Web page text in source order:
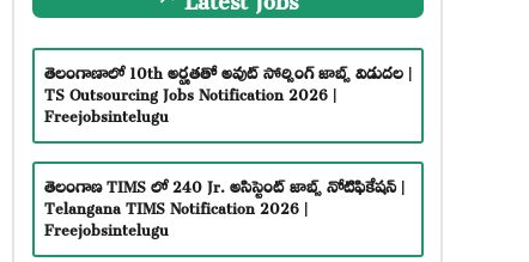
తెలంగాణాలో 10th అర్హతతో అవుట్ సోర్సింగ్ జాబ్స్ విడుదల |
TS Outsourcing Jobs Notification 2026 |
Freejobsintelugu
తెలంగాణ TIMS లో 240 Jr. అసిస్టెంట్ జాబ్స్ నోటిఫికేషన్ |
Telangana TIMS Notification 2026 |
Freejobsintelugu